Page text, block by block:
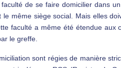
de se faire domicilier dans
le même siège social. Mais elles
faculté a même été étendue aux
le greffe.
sont régies de manière